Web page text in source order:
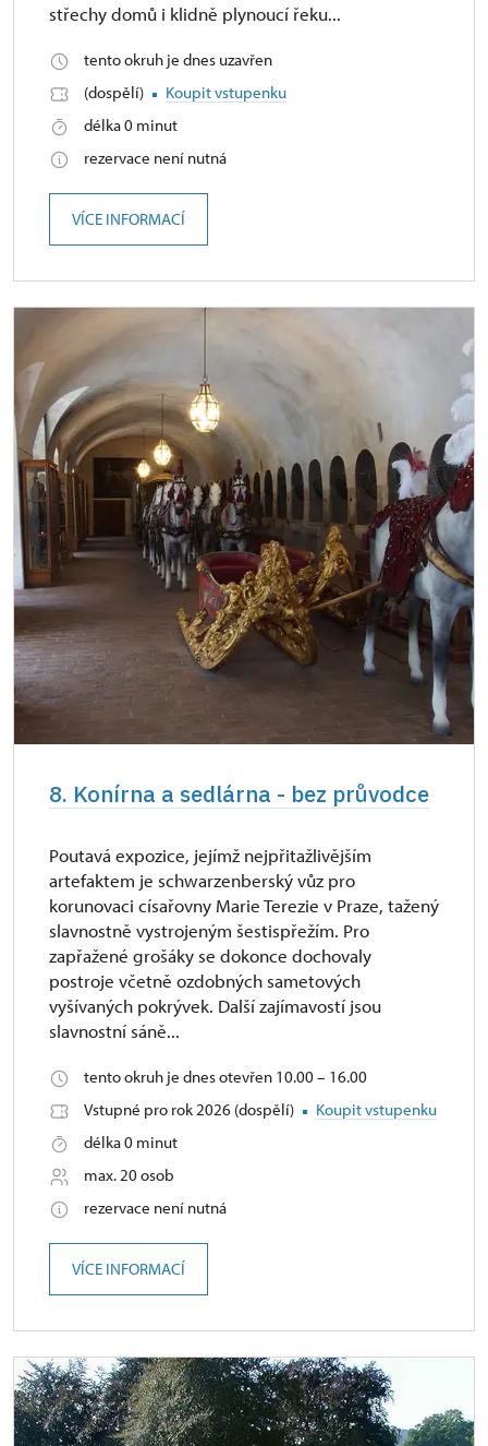
střechy domů i klidně plynoucí řeku...
tento okruh je dnes uzavřen
(dospělí)
Koupit vstupenku
délka 0 minut
rezervace není nutná
VÍCE INFORMACÍ
8. Konírna a sedlárna - bez průvodce
Poutavá expozice, jejímž nejpřitažlivějším
artefaktem je schwarzenberský vůz pro
korunovaci císařovny Marie Terezie v Praze, tažený
slavnostně vystrojeným šestispřežím. Pro
zapřažené grošáky se dokonce dochovaly
postroje včetně ozdobných sametových
vyšívaných pokrývek. Další zajímavostí jsou
slavnostní sáně...
tento okruh je dnes otevřen 10.00 – 16.00
Vstupné pro rok 2026 (dospělí)
Koupit vstupenku
délka 0 minut
max. 20 osob
rezervace není nutná
VÍCE INFORMACÍ